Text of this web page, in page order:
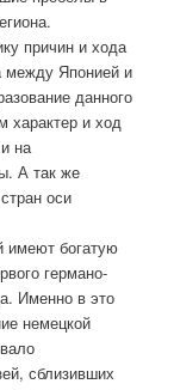
причин и хода
между Японией и
данного
характер и ход
на
А так же
оси
имеют богатую
германо-
Именно в это
немецкой
сблизивших